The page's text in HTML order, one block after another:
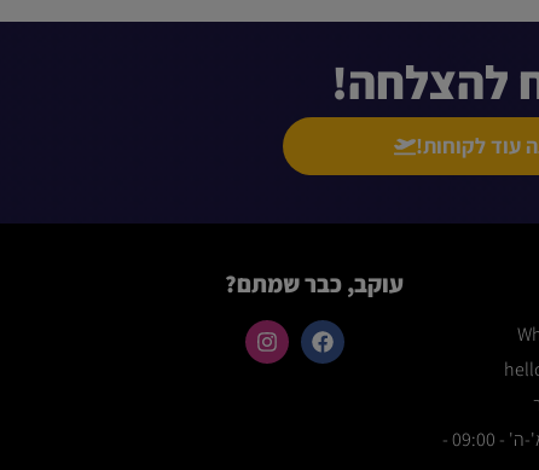
להצלחה!
עוד לקוחות!
שעות פעילות: א'-ה' - 09:00 -
עוקב, כבר שמתם?